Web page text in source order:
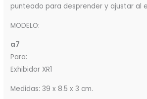
punteado para desprender y ajustar al
MODELO:
a7
Para:
Exhibidor XR1
Medidas: 39 x 8.5 x 3 cm.